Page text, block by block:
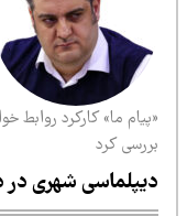
ما» کارکرد روابط
کرد
شهری در دفاع